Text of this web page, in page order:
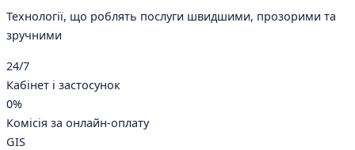
Технології, що роблять послуги швидшими, прозорими та
зручними
24/7
Кабінет і застосунок
0%
Комісія за онлайн-оплату
GIS